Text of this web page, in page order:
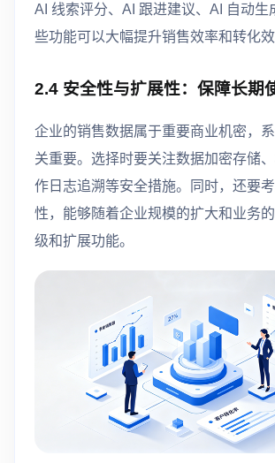
AI 线索评分、AI 跟进建议、AI 自动生
些功能可以大幅提升销售效率和转化效
2.4 安全性与扩展性：保障长期
企业的销售数据属于重要商业机密，
关重要。选择时要关注数据加密存储
作日志追溯等安全措施。同时，还要
性，能够随着企业规模的扩大和业务
级和扩展功能。